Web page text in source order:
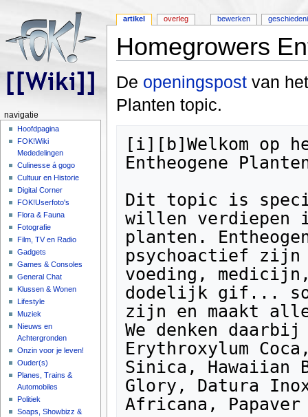
Homegrowers
De openingspostvan
Planten topic.
[i][b]Welkom op
Entheogene
Dit topic is
willen verdiepen
planten.
psychoactief zijn
voeding,
dodelijk gif...
zijn en maakt
We denken
Erythroxylum
Sinica, Hawaiian
Glory, Datura
Africana,
artikel overleg bewerken
navigatie
Hoofdpagina
FOK!Wiki
Mededelingen
Culinesse á gogo
Cultuur en Historie
Digital Corner
FOK!Userfoto's
Flora & Fauna
Fotografie
Film, TV en Radio
Gadgets
Games & Consoles
General Chat
Klussen & Wonen
Lifestyle
Muziek
Nieuws en
Achtergronden
Onzin voor je leven!
Ouder(s)
Planes, Trains &
Automobiles
Politiek
Soaps, Showbizz &